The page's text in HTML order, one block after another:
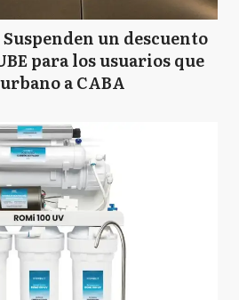
un descuento
para los usuarios que
a CABA